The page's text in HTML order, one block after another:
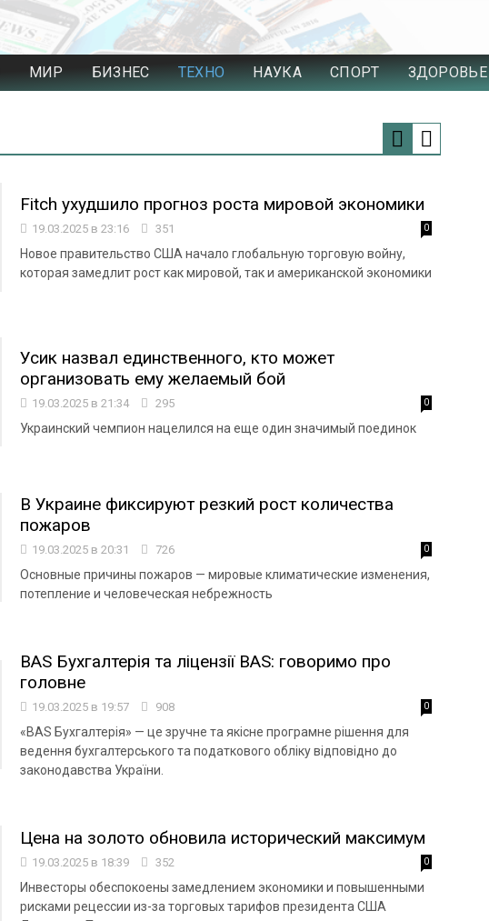
МИР БИЗНЕС ТЕХНО НАУКА СПОРТ ЗДОРОВЬЕ
Fitch ухудшило прогноз роста мировой экономики
19.03.2025 в 23:16 351 0
Новое правительство США начало глобальную торговую войну,
которая замедлит рост как мировой, так и американской экономики
Усик назвал единственного, кто может
организовать ему желаемый бой
19.03.2025 в 21:34 295 0
Украинский чемпион нацелился на еще один значимый поединок
В Украине фиксируют резкий рост количества
пожаров
19.03.2025 в 20:31 726 0
Основные причины пожаров — мировые климатические изменения,
потепление и человеческая небрежность
BAS Бухгалтерія та ліцензії BAS: говоримо про
головне
19.03.2025 в 19:57 908 0
«BAS Бухгалтерія» — це зручне та якісне програмне рішення для
ведення бухгалтерського та податкового обліку відповідно до
законодавства України.
Цена на золото обновила исторический максимум
19.03.2025 в 18:39 352 0
Инвесторы обеспокоены замедлением экономики и повышенными
рисками рецессии из-за торговых тарифов президента США